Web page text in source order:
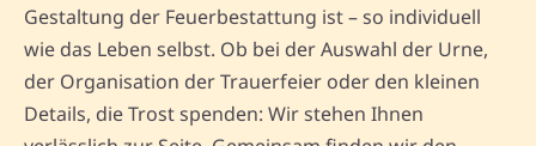
Gestaltung der Feuerbestattung ist – so individuell
wie das Leben selbst. Ob bei der Auswahl der Urne,
der Organisation der Trauerfeier oder den kleinen
Details, die Trost spenden: Wir stehen Ihnen